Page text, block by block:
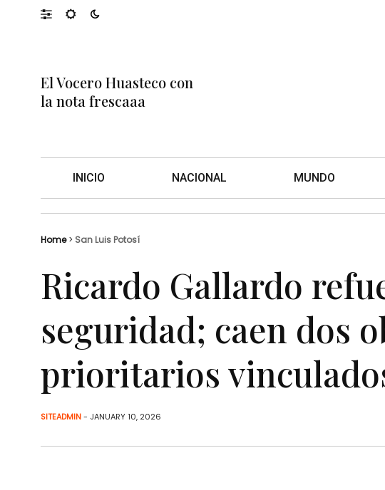
El Vocero Huasteco con
la nota frescaaa
INICIO NACIONAL MUNDO
Home> San Luis Potosí
Ricardo Gallardo
seguridad; caen dos
prioritarios
SITEADMIN- JANUARY 10, 2026